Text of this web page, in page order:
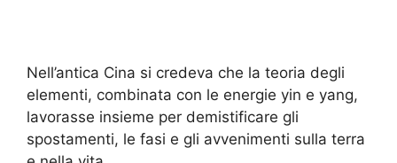
Nell’antica Cina si credeva che la teoria degli
elementi, combinata con le energie yin e yang,
lavorasse insieme per demistificare gli
spostamenti, le fasi e gli avvenimenti sulla terra